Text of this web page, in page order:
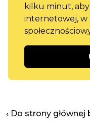
kilku minut,
internetowej, w
‹ Do strony głównej